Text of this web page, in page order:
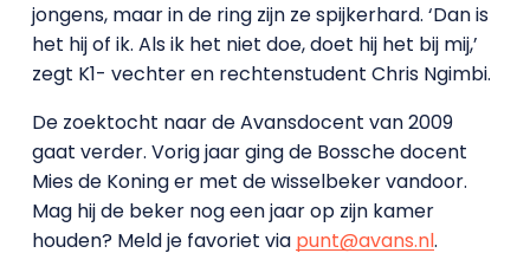
jongens, maar in de ring zijn ze spijkerhard. ‘Dan is
het hij of ik. Als ik het niet doe, doet hij het bij mij,’
zegt K1- vechter en rechtenstudent Chris Ngimbi.
De zoektocht naar de Avansdocent van 2009
gaat verder. Vorig jaar ging de Bossche docent
Mies de Koning er met de wisselbeker vandoor.
Mag hij de beker nog een jaar op zijn kamer
houden? Meld je favoriet via punt@avans.nl.